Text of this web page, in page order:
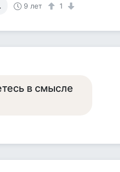
9 лет 1
в смысле